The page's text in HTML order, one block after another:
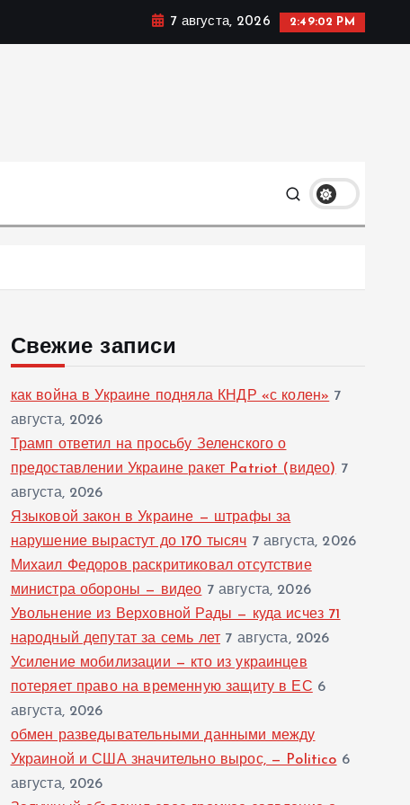
7 августа, 2026 2:49:03 PM
Свежие записи
как война в Украине подняла КНДР «с колен» 7
августа, 2026
Трамп ответил на просьбу Зеленского о
предоставлении Украине ракет Patriot (видео) 7
августа, 2026
Языковой закон в Украине — штрафы за
нарушение вырастут до 170 тысяч 7 августа, 2026
Михаил Федоров раскритиковал отсутствие
министра обороны — видео 7 августа, 2026
Увольнение из Верховной Рады — куда исчез 71
народный депутат за семь лет 7 августа, 2026
Усиление мобилизации — кто из украинцев
потеряет право на временную защиту в ЕС 6
августа, 2026
обмен разведывательными данными между
Украиной и США значительно вырос, — Politico 6
августа, 2026